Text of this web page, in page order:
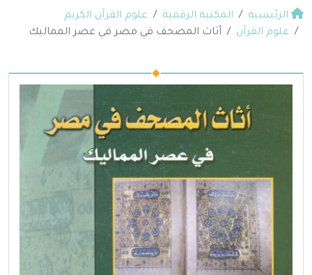
الرئيسية المكتبة الرقمية
علوم القرآن الكريم
علوم القرآن
أثاث المصحف في مصر في عصر المماليك